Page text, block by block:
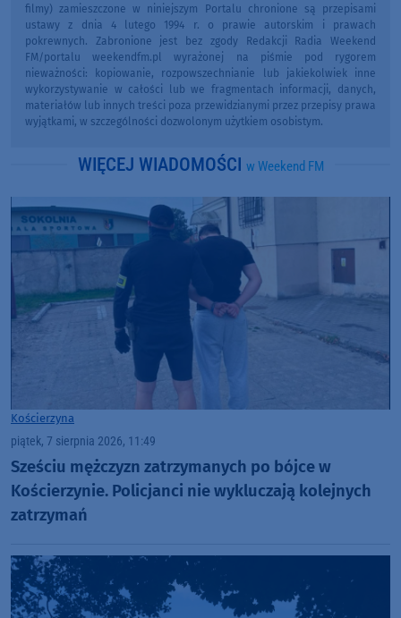
filmy) zamieszczone w niniejszym Portalu chronione są przepisami
ustawy z dnia 4 lutego 1994 r. o prawie autorskim i prawach
pokrewnych. Zabronione jest bez zgody Redakcji Radia Weekend
FM/portalu weekendfm.pl wyrażonej na piśmie pod rygorem
nieważności: kopiowanie, rozpowszechnianie lub jakiekolwiek inne
wykorzystywanie w całości lub we fragmentach informacji, danych,
materiałów lub innych treści poza przewidzianymi przez przepisy prawa
wyjątkami, w szczególności dozwolonym użytkiem osobistym.
WIĘCEJ WIADOMOŚCI w Weekend FM
Kościerzyna
piątek, 7 sierpnia 2026, 11:49
Sześciu mężczyzn zatrzymanych po bójce w
Kościerzynie. Policjanci nie wykluczają kolejnych
zatrzymań